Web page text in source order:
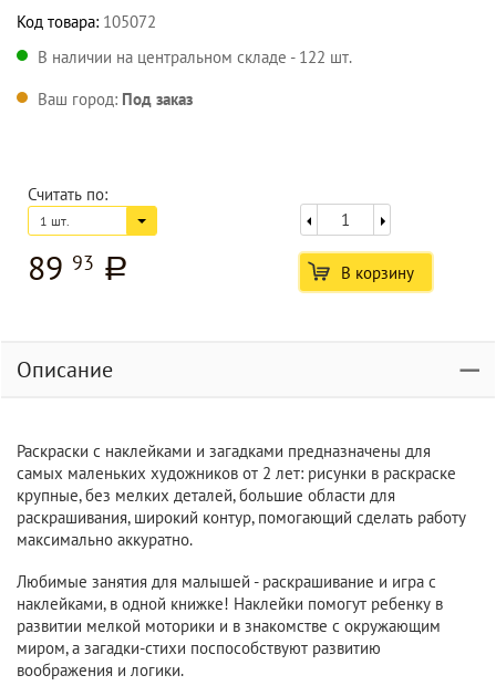
Код товара: 105072
В наличии на центральном складе - 122 шт.
Ваш город: Под заказ
Считать по:
1 шт.
89 93 a В корзину
Описание
Раскраски с наклейками и загадками предназначены для
самых маленьких художников от 2 лет: рисунки в раскраске
крупные, без мелких деталей, большие области для
раскрашивания, широкий контур, помогающий сделать работу
максимально аккуратно.
Любимые занятия для малышей - раскрашивание и игра с
наклейками, в одной книжке! Наклейки помогут ребенку в
развитии мелкой моторики и в знакомстве с окружающим
миром, а загадки-стихи поспособствуют развитию
воображения и логики.